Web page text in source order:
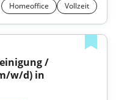
Homeoffice Vollzeit
/